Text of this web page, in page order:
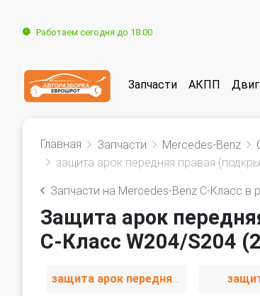
Работаем сегодня до 18:00
Запчасти АКПП
Главная Запчасти Mercedes-Benz
защита арок передняя правая
Запчасти на Mercedes-Benz C-Класс в
Защита арок
C-Класс W204/S204
защита арок передняя левая (подкрылок)